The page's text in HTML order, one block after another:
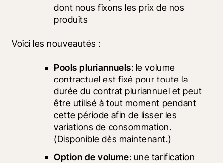
dont nous fixons les prix de nos
produits
Voici les nouveautés :
Pools pluriannuels: le volume
contractuel est fixé pour toute la
durée du contrat pluriannuel et peut
être utilisé à tout moment pendant
cette période afin de lisser les
variations de consommation.
(Disponible dès maintenant.)
Option de volume: une tarification